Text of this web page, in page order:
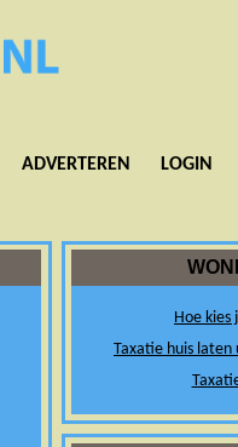
ADVERTEREN LOGIN
Hoe kies
Taxatie huis